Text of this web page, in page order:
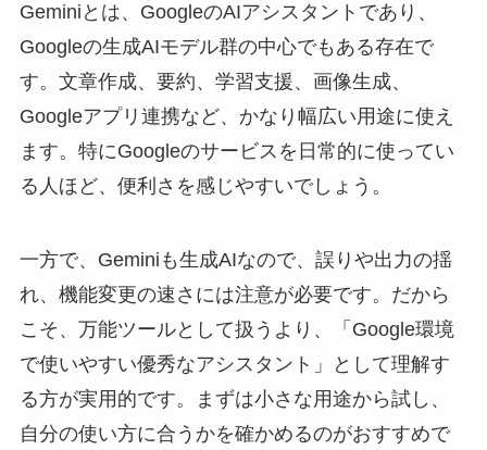
Geminiとは、GoogleのAIアシスタントであり、
Googleの生成AIモデル群の中心でもある存在で
す。文章作成、要約、学習支援、画像生成、
Googleアプリ連携など、かなり幅広い用途に使え
ます。特にGoogleのサービスを日常的に使ってい
る人ほど、便利さを感じやすいでしょう。
一方で、Geminiも生成AIなので、誤りや出力の揺
れ、機能変更の速さには注意が必要です。だから
こそ、万能ツールとして扱うより、「Google環境
で使いやすい優秀なアシスタント」として理解す
る方が実用的です。まずは小さな用途から試し、
自分の使い方に合うかを確かめるのがおすすめで